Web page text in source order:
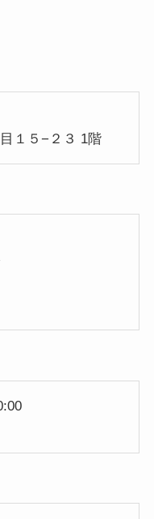
１５−２３ 1階